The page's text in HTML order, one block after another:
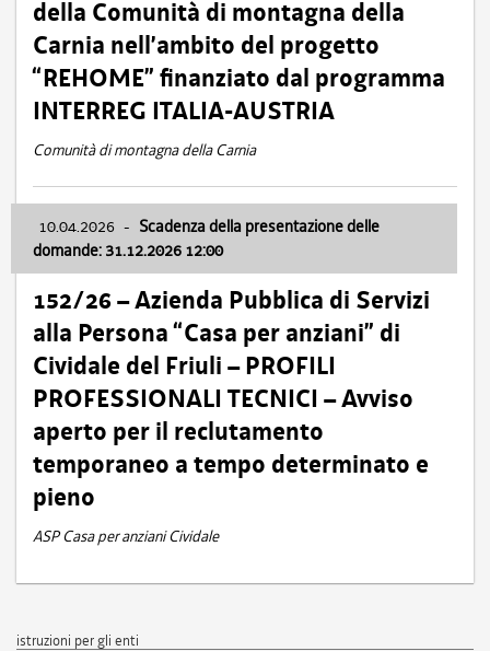
della Comunità di montagna della
Carnia nell’ambito del progetto
“REHOME” finanziato dal programma
INTERREG ITALIA-AUSTRIA
Comunità di montagna della Carnia
10.04.2026 - Scadenza della presentazione delle
domande: 31.12.2026 12:00
152/26 – Azienda Pubblica di Servizi
alla Persona “Casa per anziani” di
Cividale del Friuli – PROFILI
PROFESSIONALI TECNICI – Avviso
aperto per il reclutamento
temporaneo a tempo determinato e
pieno
ASP Casa per anziani Cividale
istruzioni per gli enti